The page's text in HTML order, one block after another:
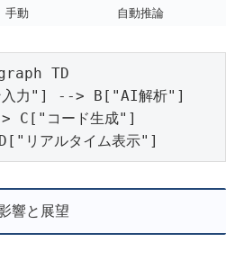
手動 自動推論
TD
力"] --> B["AI解析"]
C["コード生成"]
リアルタイム表示"]
響と展望